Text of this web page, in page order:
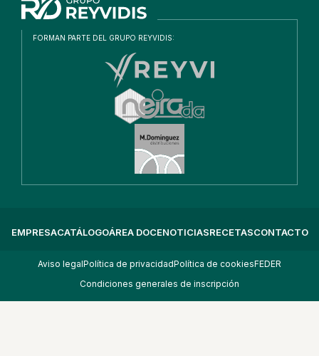
FORMAN PARTE DEL GRUPO REYVIDIS:
EMPRESACATÁLOGOÁREA DOCENOTICIASRECETASCONTACTO
Aviso legalPolítica de privacidadPolítica de cookiesFEDER
Condiciones generales de inscripción